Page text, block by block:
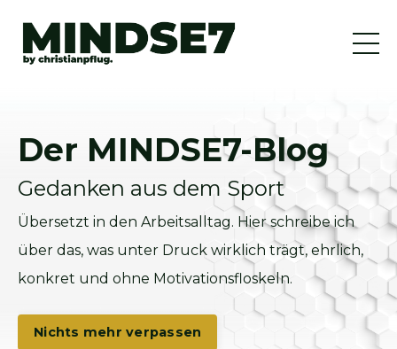
Der MINDSE7-Blog
Gedanken aus dem Sport
Übersetzt in den Arbeitsalltag. Hier schreibe ich
über das, was unter Druck wirklich trägt, ehrlich,
konkret und ohne Motivationsfloskeln.
Nichts mehr verpassen